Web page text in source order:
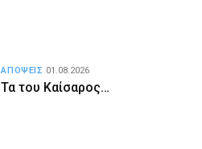
Τα του Καίσαρος…
ΑΠΟΨΕΙΣ 01.08.2026